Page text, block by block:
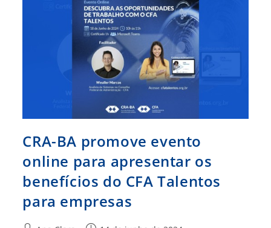
Comunicação
Do
CFA
CRA-BA promove evento
online para apresentar os
benefícios do CFA Talentos
para empresas